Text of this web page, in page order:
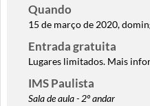
Quando
15 de março de 2020,
Entrada gratuita
Lugares limitados. Mais
IMS Paulista
Sala de aula - 2º andar